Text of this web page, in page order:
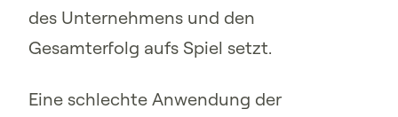
des Unternehmens und den
Gesamterfolg aufs Spiel setzt.
Eine schlechte Anwendung der